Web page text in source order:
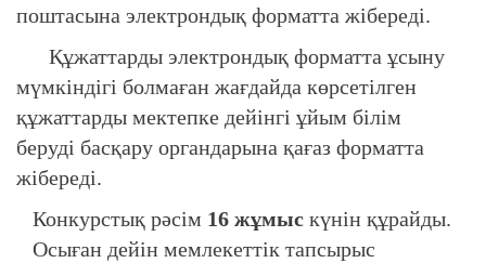
поштасына электрондық форматта жібереді.
Құжаттарды электрондық форматта ұсыну
мүмкіндігі болмаған жағдайда көрсетілген
құжаттарды мектепке дейінгі ұйым білім
беруді басқару органдарына қағаз форматта
жібереді.
Конкурстық рәсім 16 жұмыс күнін құрайды.
Осыған дейін мемлекеттік тапсырыс